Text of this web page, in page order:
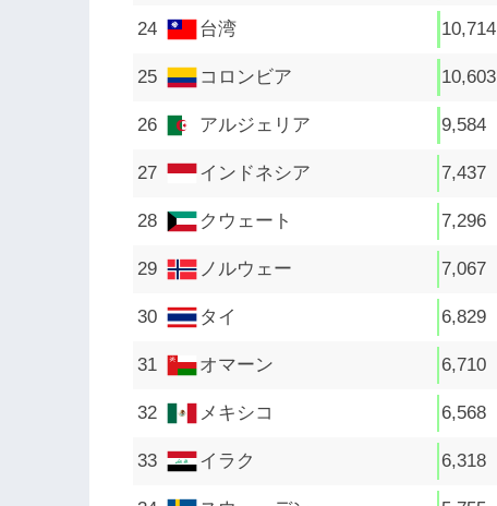
台湾 10,714
コロンビア 10,603
アルジェリア 9,584
インドネシア 7,437
クウェート 7,296
ノルウェー 7,067
タイ 6,829
オマーン 6,710
メキシコ 6,568
イラク 6,318